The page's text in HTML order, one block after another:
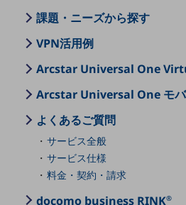
ドコモBiz データ無制限 ドコモ MAX ド
ケータイプラン
5Gデータプラス
データプラス
IoT向け回線料金
home5Gプラン
モバイルサービス
端末の一元管理
課題・ニーズから探す
VPN活用例
Arcstar Universal One
Arcstar Universal One モ
よくあるご質問
サービス全般
サービス仕様
料金・契約・請求
docomo business RINK®